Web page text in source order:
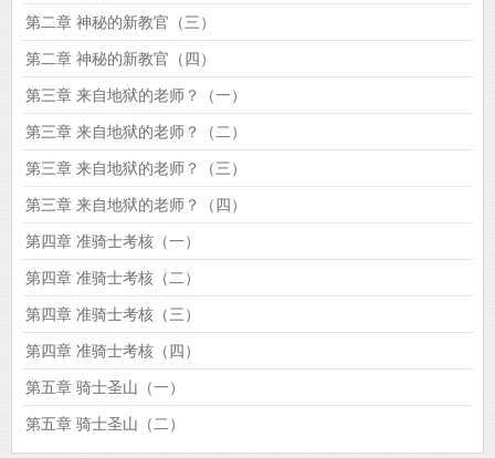
第二章 神秘的新教官（三）
第二章 神秘的新教官（四）
第三章 来自地狱的老师？（一）
第三章 来自地狱的老师？（二）
第三章 来自地狱的老师？（三）
第三章 来自地狱的老师？（四）
第四章 准骑士考核（一）
第四章 准骑士考核（二）
第四章 准骑士考核（三）
第四章 准骑士考核（四）
第五章 骑士圣山（一）
第五章 骑士圣山（二）